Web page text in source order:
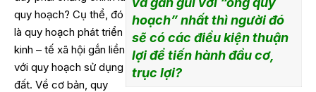
hoạch” nhất thì người đó
sẽ có các điều kiện thuận
lợi để tiến hành đầu cơ,
trục lợi?
quy hoạch? Cụ thể, đó
là quy hoạch phát triển
kinh – tế xã hội gắn liền
với quy hoạch sử dụng
đất. Về cơ bản, quy